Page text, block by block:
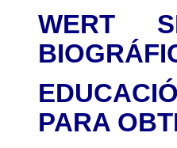
WERT
PARA